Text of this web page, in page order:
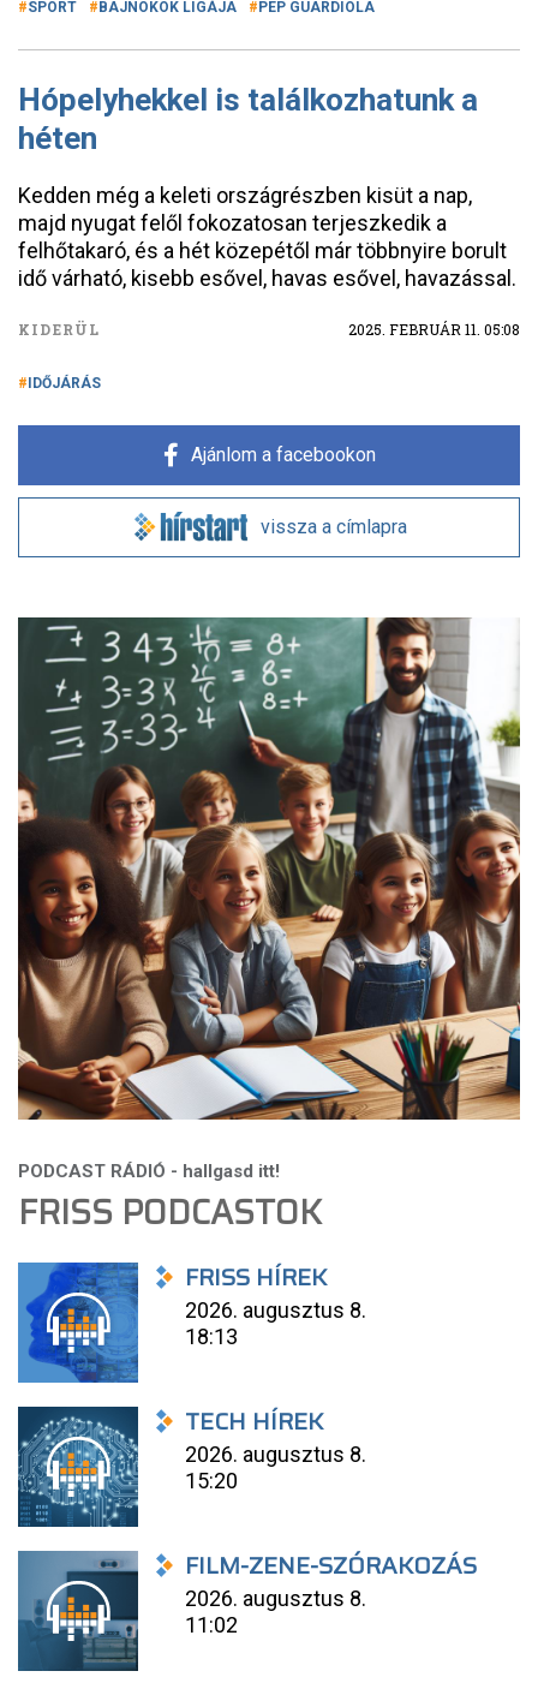
SPORT BAJNOKOK LIGÁJA PEP GUARDIOLA
Hópelyhekkel is találkozhatunk a
héten
Kedden még a keleti országrészben kisüt a nap,
majd nyugat felől fokozatosan terjeszkedik a
felhőtakaró, és a hét közepétől már többnyire borult
idő várható, kisebb esővel, havas esővel, havazással.
KIDERÜL 2025. FEBRUÁR 11. 05:08
IDŐJÁRÁS
Ajánlom a facebookon
vissza a címlapra
FRISS PODCASTOK
FRISS HÍREK
2026. augusztus 8.
18:13
TECH HÍREK
2026. augusztus 8.
15:20
FILM-ZENE-SZÓRAKOZÁS
2026. augusztus 8.
11:02